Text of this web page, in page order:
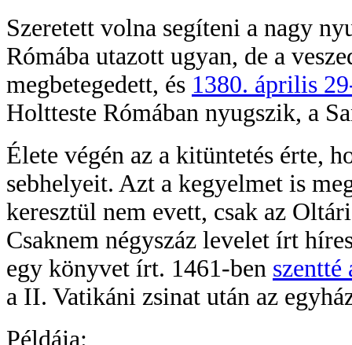
Szeretett volna segíteni a nagy
Rómába utazott ugyan, de a
megbetegedett, és 1380. április
Holtteste Rómában nyugszik, a
Élete végén az a kitüntetés érte,
sebhelyeit. Azt a kegyelmet is
keresztül nem evett, csak az
Csaknem négyszáz levelet írt
egy könyvet írt. 1461-ben szentté
a II. Vatikáni zsinat után az
Példája: